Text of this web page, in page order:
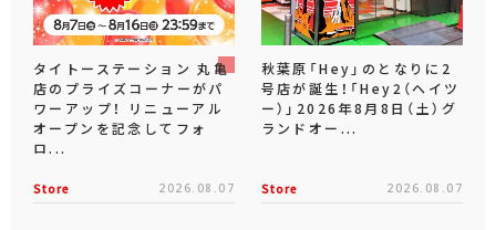
タイトーステーション 丸亀
店のプライズコーナーがパ
ワーアップ！ リニューアル
オープンを記念してフォ
ロ...
Store 2026.08.07
秋葉原「Hey」のとなりに2
号店が誕生！「Hey2（ヘイツ
ー）」2026年8月8日（土）グ
ランドオー...
Store 2026.08.07